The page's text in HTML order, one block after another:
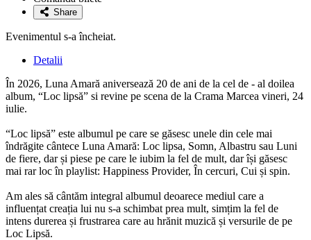
favorite
Share
Evenimentul s-a încheiat.
Detalii
În 2026, Luna Amară aniversează 20 de ani de la cel de - al doilea
album, “Loc lipsă” si revine pe scena de la Crama Marcea vineri, 24
iulie.
“Loc lipsă” este albumul pe care se găsesc unele din cele mai
îndrăgite cântece Luna Amară: Loc lipsa, Somn, Albastru sau Luni
de fiere, dar și piese pe care le iubim la fel de mult, dar își găsesc
mai rar loc în playlist: Happiness Provider, În cercuri, Cui și spin.
Am ales să cântăm integral albumul deoarece mediul care a
influențat creația lui nu s-a schimbat prea mult, simțim la fel de
intens durerea și frustrarea care au hrănit muzică și versurile de pe
Loc Lipsă.